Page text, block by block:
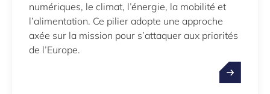
numériques, le climat, l’énergie, la mobilité et
l’alimentation. Ce pilier adopte une approche
axée sur la mission pour s’attaquer aux priorités
de l’Europe.